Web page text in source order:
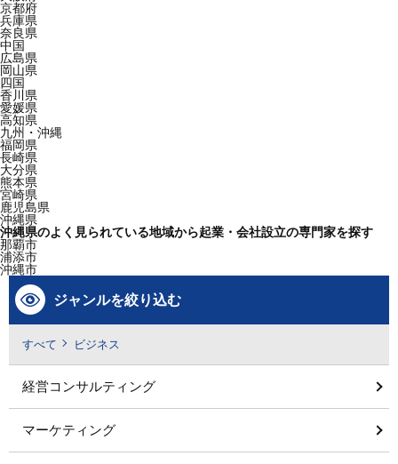
京都府
兵庫県
奈良県
中国
広島県
岡山県
四国
香川県
愛媛県
高知県
九州・沖縄
福岡県
長崎県
大分県
熊本県
宮崎県
鹿児島県
沖縄県
沖縄県のよく見られている地域から起業・会社設立の専門家を探す
那覇市
浦添市
沖縄市
ジャンルを絞り込む
すべて ビジネス
経営コンサルティング
マーケティング